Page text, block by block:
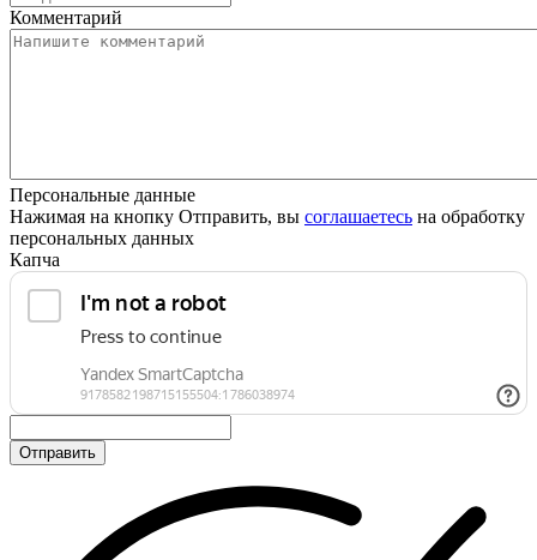
Комментарий
Персональные данные
Нажимая на кнопку Отправить, вы соглашаетесь на обработку
персональных данных
Капча
Отправить